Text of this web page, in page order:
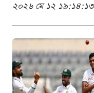
২০২৬ মে ১২ ১৯:১৪:১৩